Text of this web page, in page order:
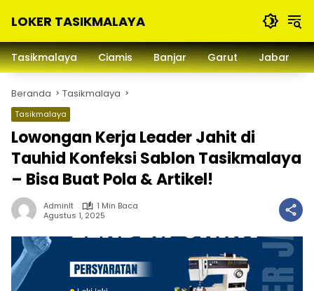
LOKER TASIKMALAYA
Lowongan
Kerja
dan
Sekitarna
Tasikmalaya Ciamis Banjar Garut Jabar
Beranda Tasikmalaya
Tasikmalaya
Lowongan Kerja Leader Jahit di
Tauhid Konfeksi Sablon Tasikmalaya
– Bisa Buat Pola & Artikel!
Adminlt
1 Min Baca
Agustus 1, 2025